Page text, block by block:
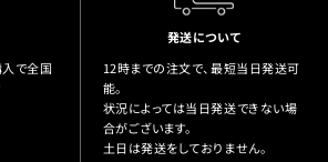
で全国
発送について
12時までの注文で、最短当日発送可
能。
状況によっては当日発送できない場
合がございます。
土日は発送をしておりません。